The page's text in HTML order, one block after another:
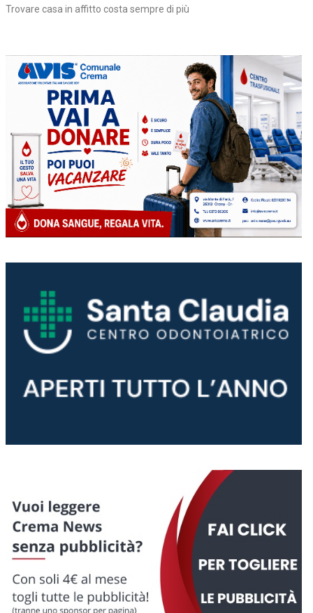
Trovare casa in affitto costa sempre di più